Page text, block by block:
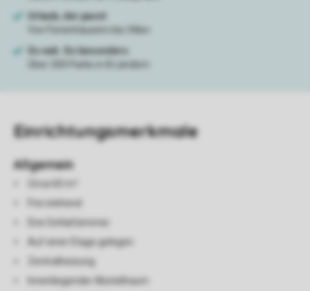
Einrichtungsmerkmale
Allgemein
Circa 60 m²
Frei stehend
Drei Schlafzimmer
Auf einer Etage gelegen
Zentralheizung
Innenliegender Abstellraum